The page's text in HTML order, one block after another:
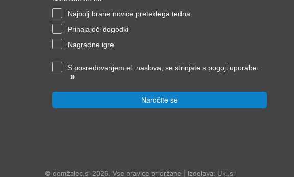
Najbolj brane novice preteklega tedna
Prihajajoči dogodki
Nagradne igre
S posredovanjem el. naslova, se strinjate s pogoji uporabe.
»
Naročite se
© domžalec.si 2026, Vse pravice pridržane | Izdelava: Uki.si